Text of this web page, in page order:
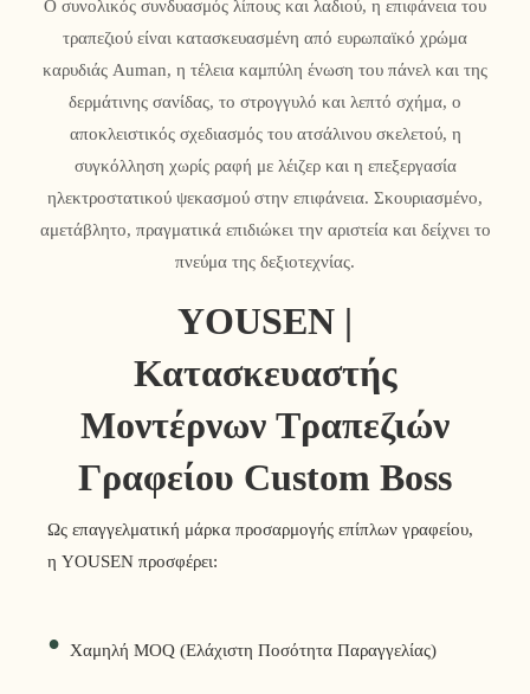
Ο συνολικός συνδυασμός λίπους και λαδιού, η επιφάνεια του
τραπεζιού είναι κατασκευασμένη από ευρωπαϊκό χρώμα
καρυδιάς Auman, η τέλεια καμπύλη ένωση του πάνελ και της
δερμάτινης σανίδας, το στρογγυλό και λεπτό σχήμα, ο
αποκλειστικός σχεδιασμός του ατσάλινου σκελετού, η
συγκόλληση χωρίς ραφή με λέιζερ και η επεξεργασία
ηλεκτροστατικού ψεκασμού στην επιφάνεια. Σκουριασμένο,
αμετάβλητο, πραγματικά επιδιώκει την αριστεία και δείχνει το
πνεύμα της δεξιοτεχνίας.
YOUSEN |
Κατασκευαστής
Μοντέρνων Τραπεζιών
Γραφείου Custom Boss
Ως επαγγελματική μάρκα προσαρμογής επίπλων γραφείου,
η YOUSEN προσφέρει:
• Χαμηλή MOQ (Ελάχιστη Ποσότητα Παραγγελίας)